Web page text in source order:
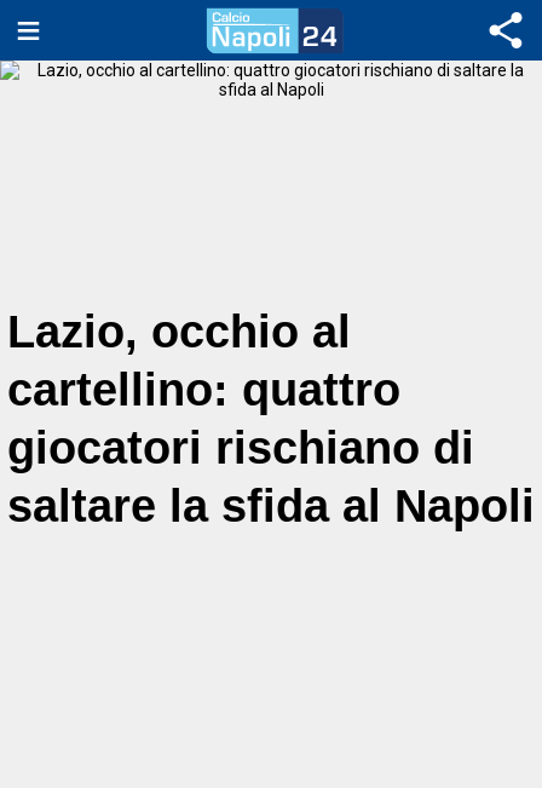
Lazio, occhio al
cartellino: quattro
giocatori rischiano di
saltare la sfida al Napoli